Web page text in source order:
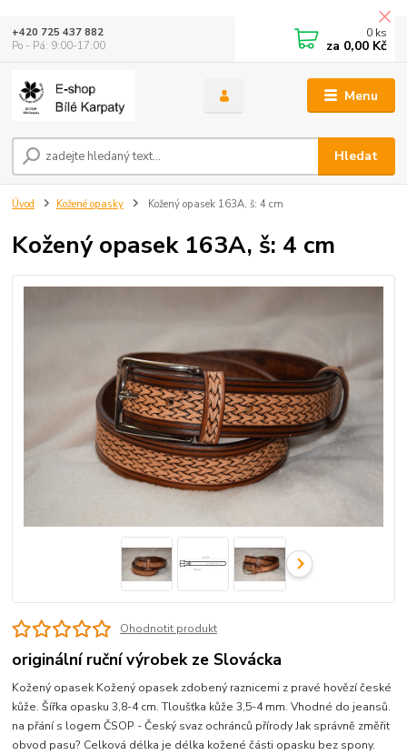
Menu
Hledat
+420 725 437 882
Po - Pá: 9:00-17:00
0 ks
za 0,00 Kč
Úvod Kožené opasky Kožený opasek 163A, š: 4 cm
Kožený opasek 163A, š: 4 cm
Ohodnotit produkt
originální ruční výrobek ze Slovácka
Kožený opasek Kožený opasek zdobený raznicemi z pravé hovězí české
kůže. Šířka opasku 3,8-4 cm. Tloušťka kůže 3,5-4 mm. Vhodné do jeansů.
na přání s logem ČSOP - Český svaz ochránců přírody Jak správně změřit
obvod pasu? Celková délka je délka kožené části opasku bez spony.